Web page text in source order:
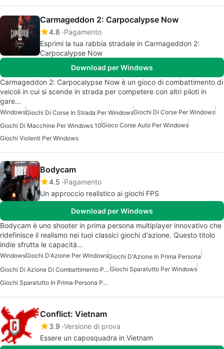
Carmageddon 2: Carpocalypse Now
4.8 Pagamento
Esprimi la tua rabbia stradale in Carmageddon 2:
Carpocalypse Now
Download per Windows
Carmageddon 2: Carpocalypse Now è un gioco di combattimento di
veicoli in cui si scende in strada per competere con altri piloti in
gare…
WindowsGiochi Di Corse In Strada Per WindowsGiochi Di Corse Per Windows
Giochi Di Macchine Per Windows 10Gioco Corse Auto Per Windows
Giochi Violenti Per Windows
Bodycam
4.5 Pagamento
Un approccio realistico ai giochi FPS
Download per Windows
Bodycam è uno shooter in prima persona multiplayer innovativo che
ridefinisce il realismo nei tuoi classici giochi d'azione. Questo titolo
indie sfrutta le capacità…
WindowsGiochi D'Azione Per WindowsGiochi D'Azione In Prima Persona
Giochi Di Azione Di Combattimento Per Windows Giochi Sparatutto Per Windows
Giochi Sparatutto In Prima Persona Per Windows 10
Conflict: Vietnam
3.9 Versione di prova
Essere un caposquadra in Vietnam